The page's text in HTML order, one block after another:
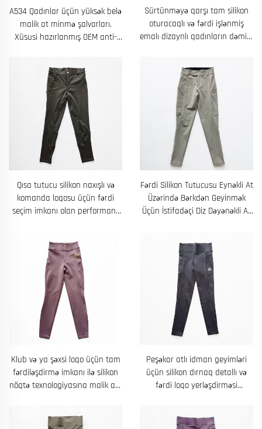
A534 Qadınlar üçün yüksək belə
malik at minmə şalvarları.
Xüsusi hazırlanmış OEM anti-
Sürtünməyə qarşı tam silikon
oturacaqlı və fərdi işlənmiş
emalı dizaynlı qadınların dəmirli
Qısa tutucu silikon naxışlı və
komanda loqosu üçün fərdi
seçim imkanı olan performans
Fərdi Silikon Tutucusu Eynəkli At
Üzərində Bərkdən Geyinmək
Üçün İstifadəçi Diz Dəyənəkli At
Klub və ya şəxsi loqo üçün tam
fərdiləşdirmə imkanı ilə silikon
nöqtə texnologiyasına malik atlı
Peşəkar atlı idman geyimləri
üçün silikon dırnaq detallı və
fərdi loqo yerləşdirməsi